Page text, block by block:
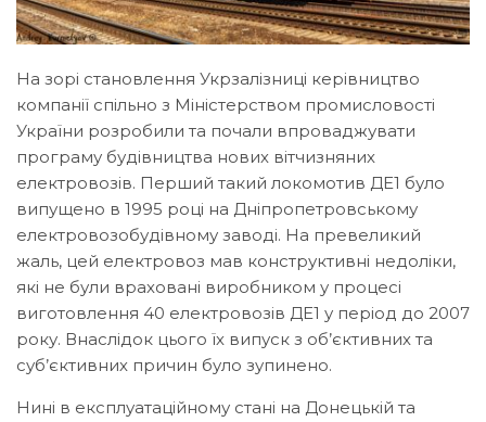
На зорі становлення Укрзалізниці керівництво
компанії спільно з Міністерством промисловості
України розробили та почали впроваджувати
програму будівництва нових вітчизняних
електровозів. Перший такий локомотив ДЕ1 було
випущено в 1995 році на Дніпропетровському
електровозобудівному заводі. На превеликий
жаль, цей електровоз мав конструктивні недоліки,
які не були враховані виробником у процесі
виготовлення 40 електровозів ДЕ1 у період до 2007
року. Внаслідок цього їх випуск з об’єктивних та
суб’єктивних причин було зупинено.
Нині в експлуатаційному стані на Донецькій та